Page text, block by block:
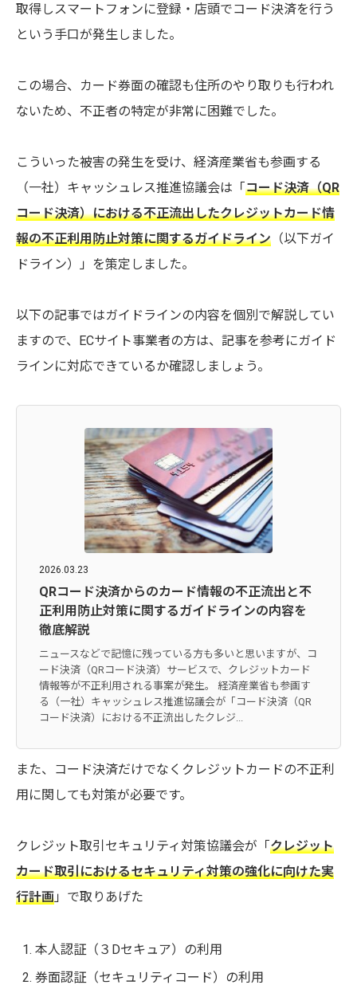
取得しスマートフォンに登録・店頭でコード決済を行う
という手口が発生しました。
この場合、カード券面の確認も住所のやり取りも行われ
ないため、不正者の特定が非常に困難でした。
こういった被害の発生を受け、経済産業省も参画する
（一社）キャッシュレス推進協議会は「コード決済（QR
コード決済）における不正流出したクレジットカード情
報の不正利用防止対策に関するガイドライン （以下ガイ
ドライン）」を策定しました。
以下の記事ではガイドラインの内容を個別で解説してい
ますので、ECサイト事業者の方は、記事を参考にガイド
ラインに対応できているか確認しましょう。
2026.03.23
QRコード決済からのカード情報の不正流出と不
正利用防止対策に関するガイドラインの内容を
徹底解説
ニュースなどで記憶に残っている方も多いと思いますが、コ
ード決済（QRコード決済）サービスで、クレジットカード
情報等が不正利用される事案が発生。 経済産業省も参画す
る（一社）キャッシュレス推進協議会が「コード決済（QR
コード決済）における不正流出したクレジ...
また、コード決済だけでなくクレジットカードの不正利
用に関しても対策が必要です。
クレジット取引セキュリティ対策協議会が「クレジット
カード取引におけるセキュリティ対策の強化に向けた実
行計画 」で取りあげた
本人認証（３Dセキュア）の利用
券面認証（セキュリティコード）の利用